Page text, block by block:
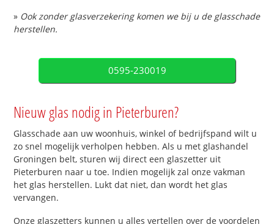
» Ook zonder glasverzekering komen we bij u de glasschade
herstellen.
0595-230019
Nieuw glas nodig in Pieterburen?
Glasschade aan uw woonhuis, winkel of bedrijfspand wilt u
zo snel mogelijk verholpen hebben. Als u met glashandel
Groningen belt, sturen wij direct een glaszetter uit
Pieterburen naar u toe. Indien mogelijk zal onze vakman
het glas herstellen. Lukt dat niet, dan wordt het glas
vervangen.
Onze glaszetters kunnen u alles vertellen over de voordelen